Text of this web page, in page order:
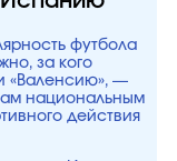
футбола
за кого
«Валенсию», —
национальным
действия